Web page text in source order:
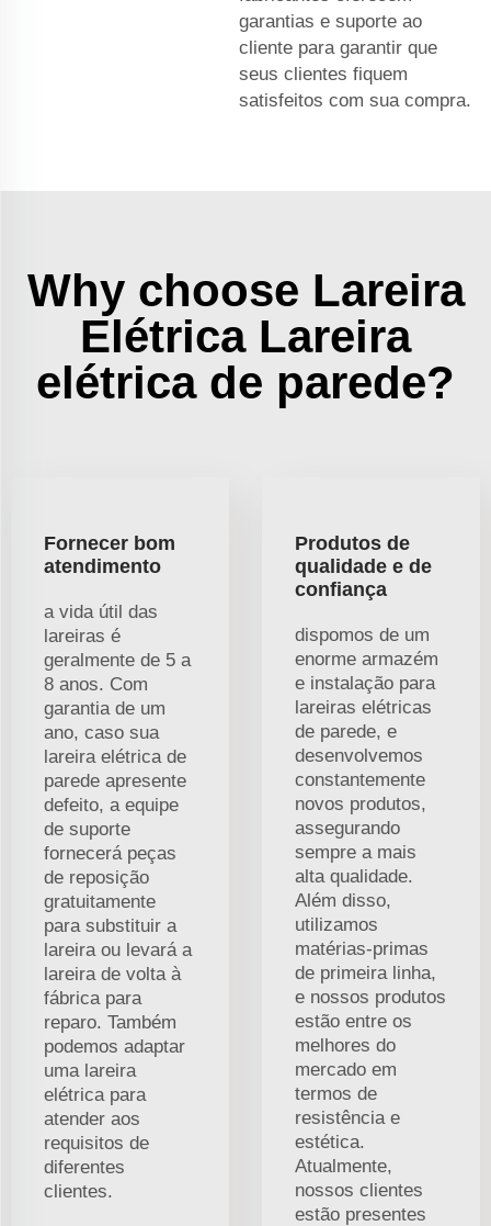
garantias e suporte ao
cliente para garantir que
seus clientes fiquem
satisfeitos com sua compra.
Why choose Lareira
Elétrica Lareira
elétrica de parede?
Fornecer bom
atendimento
a vida útil das
lareiras é
geralmente de 5 a
8 anos. Com
garantia de um
ano, caso sua
lareira elétrica de
parede apresente
defeito, a equipe
de suporte
fornecerá peças
de reposição
gratuitamente
para substituir a
lareira ou levará a
lareira de volta à
fábrica para
reparo. Também
podemos adaptar
uma lareira
elétrica para
atender aos
requisitos de
diferentes
clientes.
Produtos de
qualidade e de
confiança
dispomos de um
enorme armazém
e instalação para
lareiras elétricas
de parede, e
desenvolvemos
constantemente
novos produtos,
assegurando
sempre a mais
alta qualidade.
Além disso,
utilizamos
matérias-primas
de primeira linha,
e nossos produtos
estão entre os
melhores do
mercado em
termos de
resistência e
estética.
Atualmente,
nossos clientes
estão presentes